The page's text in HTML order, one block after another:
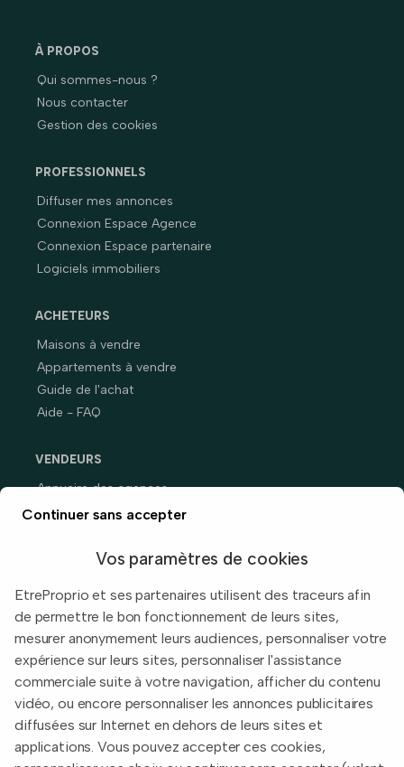
À PROPOS
Qui sommes-nous ?
Nous contacter
Gestion des cookies
PROFESSIONNELS
Diffuser mes annonces
Connexion Espace Agence
Connexion Espace partenaire
Logiciels immobiliers
ACHETEURS
Maisons à vendre
Appartements à vendre
Guide de l'achat
Aide - FAQ
VENDEURS
Annuaire des agences
Prix immobiliers en France
Informations légales
Conditions d'utilisation
Politique de confidentialité
Continuer sans accepter
Vos paramètres de cookies
EtreProprio et ses partenaires utilisent des traceurs afin
de permettre le bon fonctionnement de leurs sites,
mesurer anonymement leurs audiences, personnaliser votre
expérience sur leurs sites, personnaliser l'assistance
commerciale suite à votre navigation, afficher du contenu
vidéo, ou encore personnaliser les annonces publicitaires
diffusées sur Internet en dehors de leurs sites et
applications. Vous pouvez accepter ces cookies,